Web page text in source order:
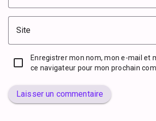
Site
Enregistrer mon nom, mon e-mail et
ce navigateur pour mon prochain
Laisser un commentaire